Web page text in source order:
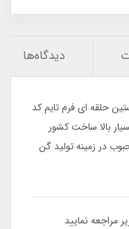
دیدگاه‌ها
حلقه ای فرم تایم کد
بالا ساخت کشور
در زمینه تولید گن
مراجعه نمایید